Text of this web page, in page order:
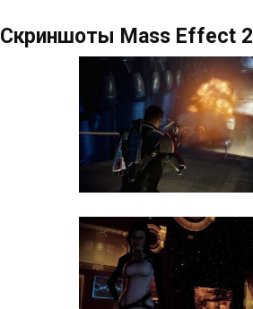
Скриншоты Mass Effect 2